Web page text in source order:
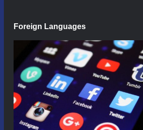
Foreign Languages